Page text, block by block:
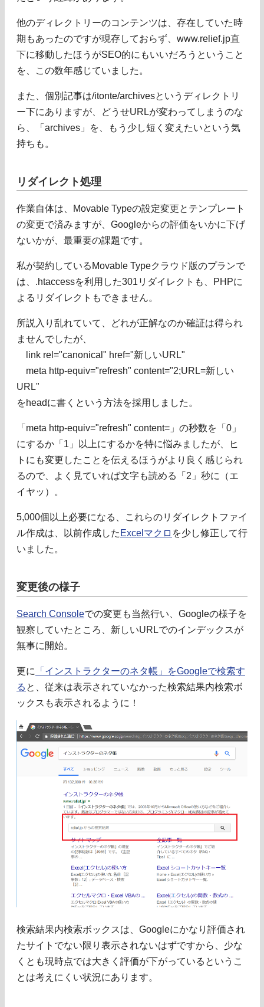
他のディレクトリーのコンテンツは、存在していた時
期もあったのですが現存しておらず、www.relief.jp直
下に移動したほうがSEO的にもいいだろうということ
を、この数年感じていました。
また、個別記事は/itonte/archivesというディレクトリ
ー下にありますが、どうせURLが変わってしまうのな
ら、「archives」を、もう少し短く変えたいという気
持ちも。
リダイレクト処理
作業自体は、Movable Typeの設定変更とテンプレート
の変更で済みますが、Googleからの評価をいかに下げ
ないかが、最重要の課題です。
私が契約しているMovable Typeクラウド版のプランで
は、.htaccessを利用した301リダイレクトも、PHPに
よるリダイレクトもできません。
所説入り乱れていて、どれが正解なのか確証は得られ
ませんでしたが、
link rel="canonical" href="新しいURL"
meta http-equiv="refresh" content="2;URL=新しい
URL"
をheadに書くという方法を採用しました。
「meta http-equiv="refresh" content=」の秒数を「0」
にするか「1」以上にするかを特に悩みましたが、ヒ
トにも変更したことを伝えるほうがより良く感じられ
るので、よく見ていれば文字も読める「2」秒に（エ
イヤッ）。
5,000個以上必要になる、これらのリダイレクトファイ
ル作成は、以前作成した Excelマクロ を少し修正して行
いました。
変更後の様子
Search Consoleでの変更も当然行い、Googleの様子を
観察していたところ、新しいURLでのインデックスが
無事に開始。
更に 「インストラクターのネタ帳」をGoogleで検索す
る と、従来は表示されていなかった検索結果内検索ボ
ックスも表示されるように！
検索結果内検索ボックスは、Googleにかなり評価され
たサイトでない限り表示されないはずですから、少な
くとも現時点では大きく評価が下がっているというこ
とは考えにくい状況にあります。